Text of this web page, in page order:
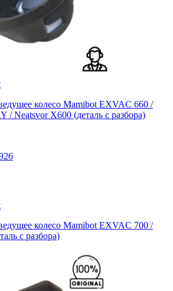
колесо Mamibot EXVAC 660 /
/ Neatsvor X600 (деталь с разбора)
колесо Mamibot EXVAC 700 /
с разбора)